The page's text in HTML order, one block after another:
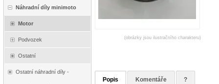
Náhradní díly minimoto
Motor
Podvozek
Ostatní
Ostatní náhradní díly -
(obrázky jsou ilustračního charakteru)
Popis Komentáře ?